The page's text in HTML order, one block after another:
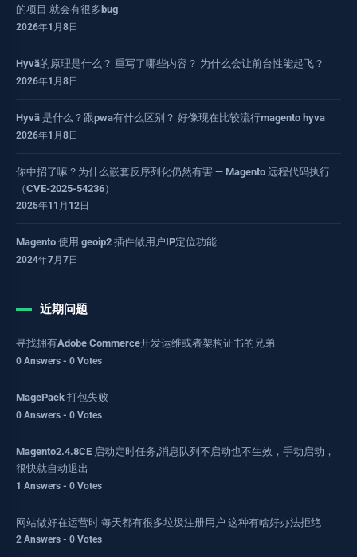
的项目 就会有很多bug
2026年1月8日
Hyvä的原理是什么？ 重写了哪些内容？ 为什么会让前台性能起飞？
2026年1月8日
Hyvä 是什么？跟pwa有什么区别？ 好像现在比较流行magento hyva
2026年1月8日
你中招了嘛？为什么嵌套反序列化仍然有害 — Magento 远程代码执行
（CVE-2025-54236）
2025年11月12日
Magento 使用 geoip2 插件做用户IP定位功能
2024年7月7日
近期问题
寻找拥有Adobe Commerce开发运维或者架构证书的兄弟
0 Answers - 0 Votes
MagePack 打包失败
0 Answers - 0 Votes
Magento2.4.8CE 启动定时任务,消息队列不启动也不生效，手动启动，
很快就自动退出
1 Answers - 0 Votes
网站做好在运营时 每天都有很多垃圾注册用户 这种有啥好办法拒绝
2 Answers - 0 Votes